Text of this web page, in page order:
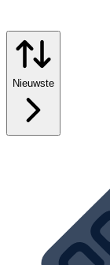
Nieuwste